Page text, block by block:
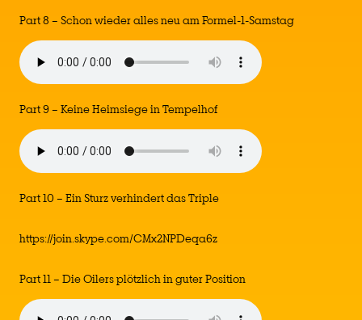
Part 8 – Schon wieder alles neu am Formel-1-Samstag
Part 9 – Keine Heimsiege in Tempelhof
Part 10 – Ein Sturz verhindert das Triple
https://join.skype.com/CMx2NPDeqa6z
Part 11 – Die Oilers plötzlich in guter Position